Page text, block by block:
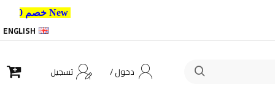
ENGLISH
دخول / تسجيل